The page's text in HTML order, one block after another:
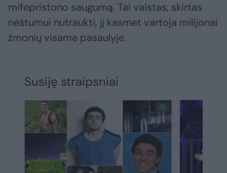
mifepristono saugumą. Tai vaistas, skirtas
nėštumui nutraukti, jį kasmet vartoja milijonai
žmonių visame pasaulyje.
Susiję straipsniai